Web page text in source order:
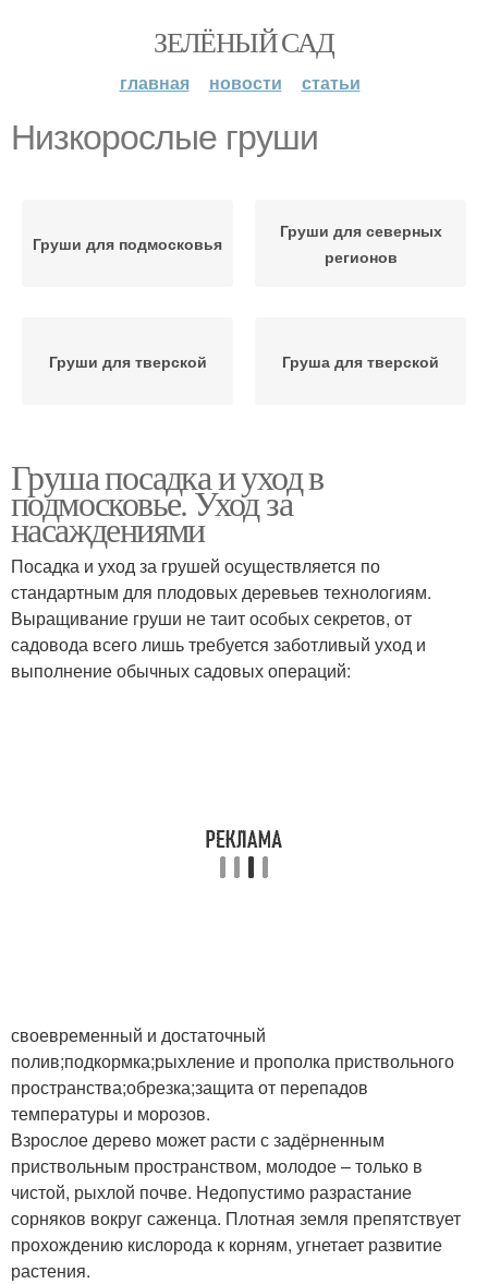
ЗЕЛЁНЫЙ САД
главная новости статьи
Низкорослые груши
Груши для подмосковья
Груши для северных
регионов
Груши для тверской Груша для тверской
Груша посадка и уход в
подмосковье. Уход за
насаждениями
Посадка и уход за грушей осуществляется по
стандартным для плодовых деревьев технологиям.
Выращивание груши не таит особых секретов, от
садовода всего лишь требуется заботливый уход и
выполнение обычных садовых операций:
своевременный и достаточный
полив;подкормка;рыхление и прополка приствольного
пространства;обрезка;защита от перепадов
температуры и морозов.
Взрослое дерево может расти с задёрненным
приствольным пространством, молодое – только в
чистой, рыхлой почве. Недопустимо разрастание
сорняков вокруг саженца. Плотная земля препятствует
прохождению кислорода к корням, угнетает развитие
растения.